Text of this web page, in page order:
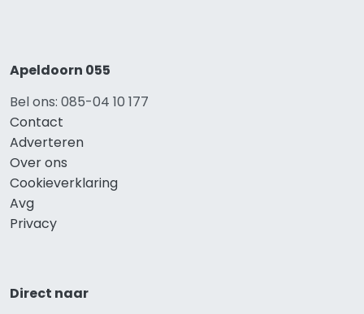
Apeldoorn 055
Bel ons: 085-04 10 177
Contact
Adverteren
Over ons
Cookieverklaring
Avg
Privacy
Direct naar